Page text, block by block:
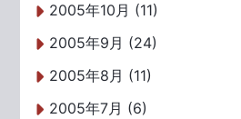
2005年10月 (11)
2005年9月 (24)
2005年8月 (11)
2005年7月 (6)